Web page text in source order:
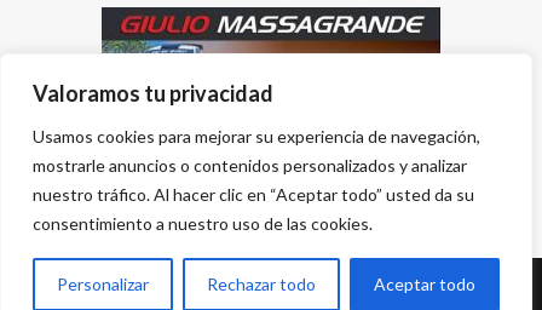
Valoramos tu privacidad
Usamos cookies para mejorar su experiencia de navegación,
mostrarle anuncios o contenidos personalizados y analizar
nuestro tráfico. Al hacer clic en “Aceptar todo” usted da su
consentimiento a nuestro uso de las cookies.
Personalizar Rechazar todo Aceptar todo
Desarrollado por